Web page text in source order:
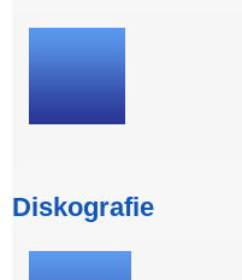
Diskografie